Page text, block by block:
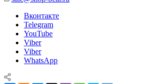
Вконтакте
Telegram
YouTube
Viber
Viber
WhatsApp